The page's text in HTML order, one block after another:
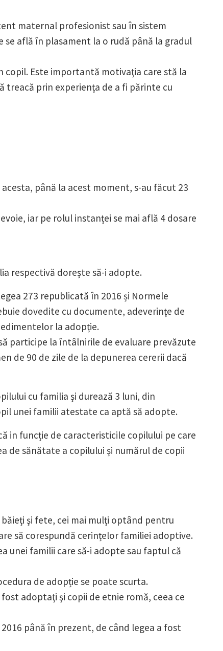
maternal profesionist sau în sistem
află în plasament la o rudă până la gradul
Este importantă motivaţia care stă la
treacă prin experiența de a fi părinte cu
până la acest moment, s-au făcut 23
iar pe rolul instanței se mai află 4 dosare
respectivă dorește să-i adopte.
273 republicată în 2016 și Normele
dovedite cu documente, adeverințe de
la adopție.
participe la întâlnirile de evaluare prevăzute
de 90 de zile de la depunerea cererii dacă
cu familia și durează 3 luni, din
unei familii atestate ca aptă să adopte.
in funcție de caracteristicile copilului pe care
de sănătate a copilului și numărul de copii
şi fete, cei mai mulţi optând pentru
să corespundă cerințelor familiei adoptive.
unei familii care să-i adopte sau faptul că
de adopție se poate scurta.
adoptaţi şi copii de etnie romă, ceea ce
până în prezent, de când legea a fost